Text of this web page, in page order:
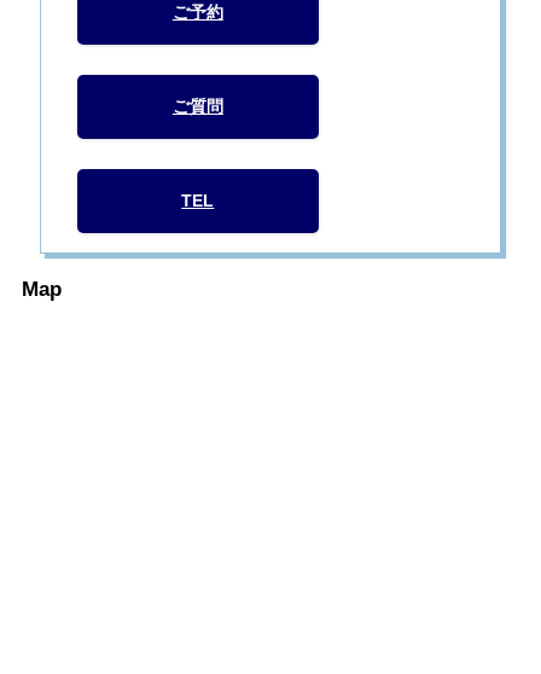
ご予約
ご質問
TEL
Map